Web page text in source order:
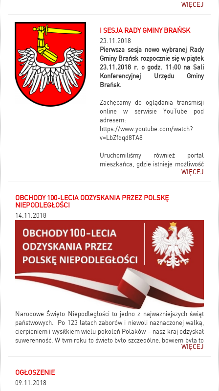
WIĘCEJ
I SESJA RADY GMINY BRAŃSK
23.11.2018
Pierwsza sesja nowo wybranej Rady
Gminy Brańsk rozpocznie się w piątek
23.11.2018 r. o godz. 11:00 na Sali
Konferencyjnej Urzędu Gminy
Brańsk.
Zachęcamy do oglądania transmisji
online w serwisie YouTube pod
adresem:
https://www.youtube.com/watch?
v=LbZfqqd8TA8
Uruchomiliśmy również portal
mieszkańca, gdzie istnieje możliwość
podglądu aktualnego punktu obrad,
mieszkańca dostępny jest pod
WIĘCEJ
OBCHODY 100-LECIA ODZYSKANIA PRZEZ POLSKĘ
NIEPODLEGŁOŚCI
14.11.2018
Narodowe Święto Niepodległości to jedno z najważniejszych świąt
państwowych. Po 123 latach zaborów i niewoli naznaczonej walką,
cierpieniem i wysiłkiem wielu pokoleń Polaków – nasz kraj odzyskał
suwerenność. W tym roku to święto było szczególne, bowiem była to
WIĘCEJ
OGŁOSZENIE
09.11.2018